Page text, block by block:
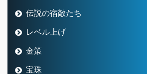
伝説の宿敵たち
レベル上げ
金策
宝珠